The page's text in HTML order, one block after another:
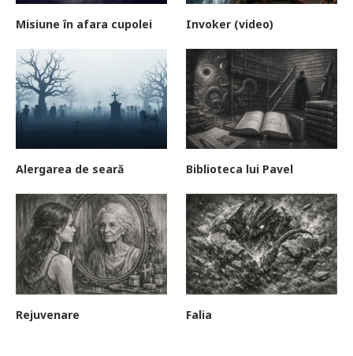
Misiune în afara cupolei Invoker (video)
Alergarea de seară Biblioteca lui Pavel
Rejuvenare Falia